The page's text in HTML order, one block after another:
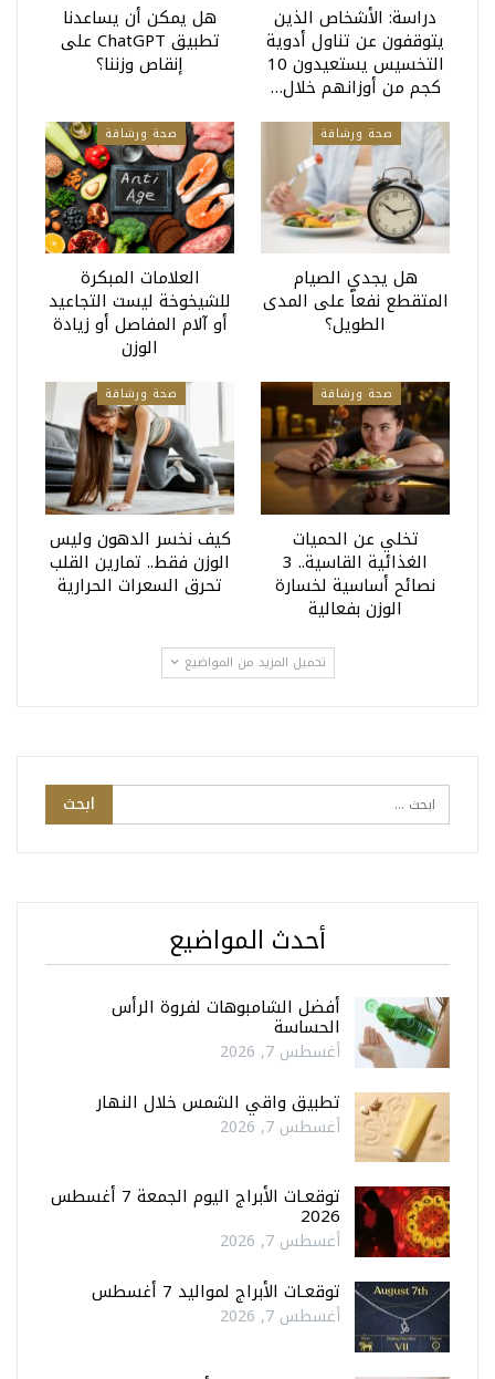
دراسة: الأشخاص الذين
يتوقفون عن تناول أدوية
التخسيس يستعيدون 10
كجم من أوزانهم خلال…
هل يمكن أن يساعدنا
تطبيق ChatGPT على
إنقاص وزننا؟
صحة ورشاقة
هل يجدي الصيام
المتقطع نفعاً على المدى
الطويل؟
صحة ورشاقة
العلامات المبكرة
للشيخوخة ليست التجاعيد
أو آلام المفاصل أو زيادة
الوزن
صحة ورشاقة
تخلي عن الحميات
الغذائية القاسية.. 3
نصائح أساسية لخسارة
الوزن بفعالية
صحة ورشاقة
كيف نخسر الدهون وليس
الوزن فقط.. تمارين القلب
تحرق السعرات الحرارية
تحميل المزيد من المواضيع
أحدث المواضيع
أفضل الشامبوهات لفروة الرأس
الحساسة
أغسطس 7, 2026
تطبيق واقي الشمس خلال النهار
أغسطس 7, 2026
توقعـات الأبراج اليوم الجمعة 7 أغسطس
2026
أغسطس 7, 2026
توقعـات الأبراج لمواليد 7 أغسطس
أغسطس 7, 2026